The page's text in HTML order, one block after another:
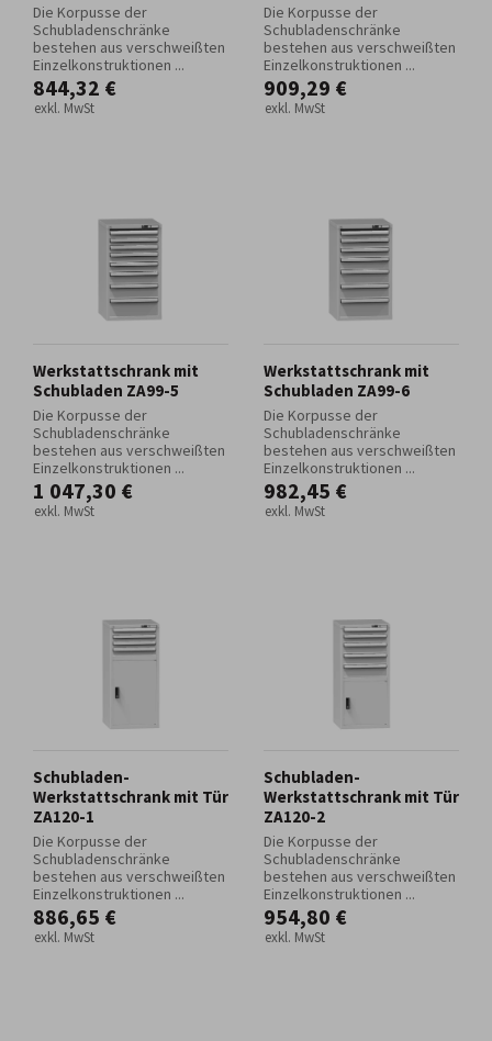
Die Korpusse der
Schubladenschränke
bestehen aus verschweißten
Einzelkonstruktionen ...
844,32 €
exkl. MwSt
Die Korpusse der
Schubladenschränke
bestehen aus verschweißten
Einzelkonstruktionen ...
909,29 €
exkl. MwSt
Werkstattschrank mit
Schubladen ZA99-5
Die Korpusse der
Schubladenschränke
bestehen aus verschweißten
Einzelkonstruktionen ...
1 047,30 €
exkl. MwSt
Werkstattschrank mit
Schubladen ZA99-6
Die Korpusse der
Schubladenschränke
bestehen aus verschweißten
Einzelkonstruktionen ...
982,45 €
exkl. MwSt
Schubladen-
Werkstattschrank mit Tür
ZA120-1
Die Korpusse der
Schubladenschränke
bestehen aus verschweißten
Einzelkonstruktionen ...
886,65 €
exkl. MwSt
Schubladen-
Werkstattschrank mit Tür
ZA120-2
Die Korpusse der
Schubladenschränke
bestehen aus verschweißten
Einzelkonstruktionen ...
954,80 €
exkl. MwSt